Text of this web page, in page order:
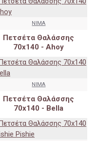
NIMA
Πετσέτα Θαλάσσης
70x140 - Ahoy
NIMA
Πετσέτα Θαλάσσης
70x140 - Bella